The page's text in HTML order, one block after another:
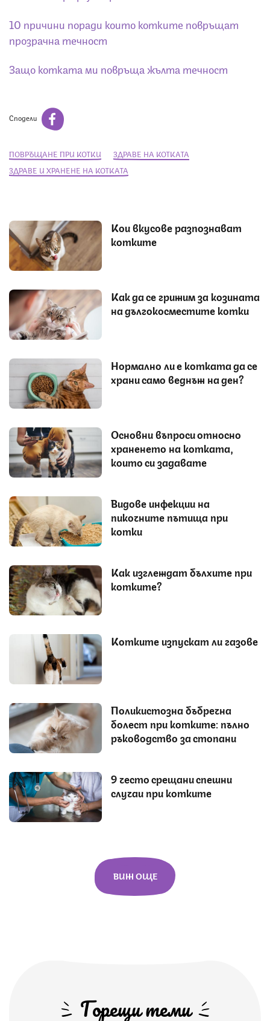
10 причини поради които котките повръщат
прозрачна течност
Защо котката ми повръща жълта течност
Сподели
ПОВРЪЩАНЕ ПРИ КОТКИ
ЗДРАВЕ НА КОТКАТА
ЗДРАВЕ И ХРАНЕНЕ НА КОТКАТА
Кои вкусове разпознават
котките
Как да се грижим за козината
на дългокосместите котки
Нормално ли е котката да се
храни само веднъж на ден?
Основни въпроси относно
храненето на котката,
които си задавате
Видове инфекции на
пикочните пътища при
котки
Как изглеждат бълхите при
котките?
Котките изпускат ли газове
Поликистозна бъбречна
болест при котките: пълно
ръководство за стопани
9 често срещани спешни
случаи при котките
ВИЖ ОЩЕ
Горещи теми